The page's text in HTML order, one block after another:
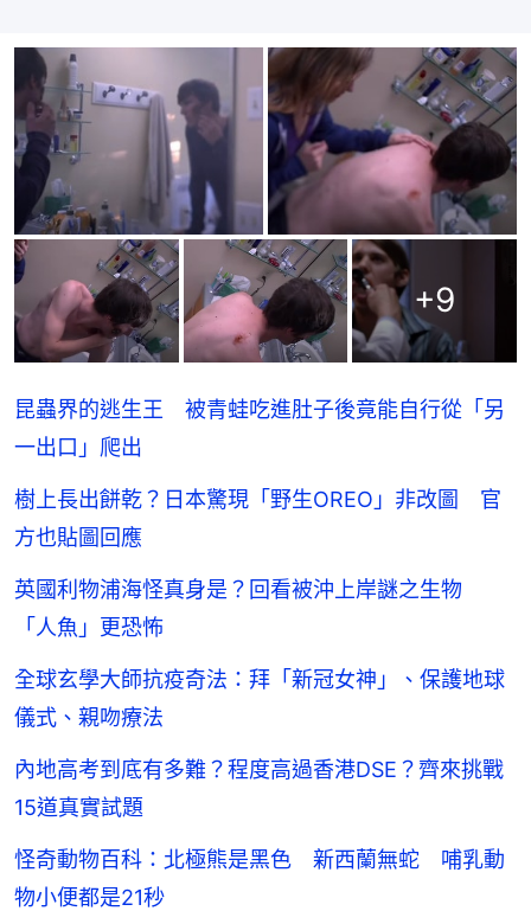
+9
昆蟲界的逃生王 被青蛙吃進肚子後竟能自行從「另
一出口」爬出
樹上長出餅乾？日本驚現「野生OREO」非改圖 官
方也貼圖回應
英國利物浦海怪真身是？回看被沖上岸謎之生物
「人魚」更恐怖
全球玄學大師抗疫奇法：拜「新冠女神」、保護地球
儀式、親吻療法
內地高考到底有多難？程度高過香港DSE？齊來挑戰
15道真實試題
怪奇動物百科：北極熊是黑色 新西蘭無蛇 哺乳動
物小便都是21秒